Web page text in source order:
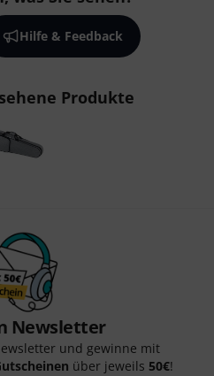
Hilfe & Feedback
Produkte
Newsletter
und gewinne mit
über jeweils 50€!